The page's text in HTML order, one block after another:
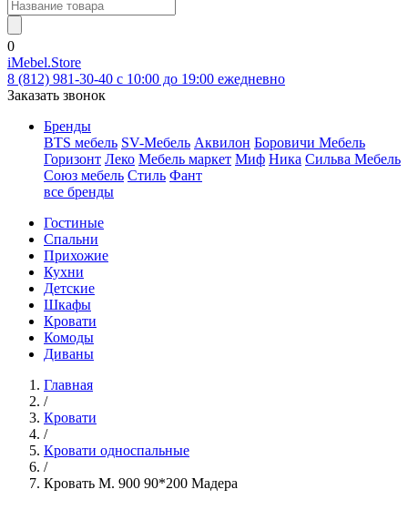
0
iMebel.Store
8 (812) 981-30-40 c 10:00 до 19:00 ежедневно
Заказать звонок
Бренды
BTS мебель SV-Мебель Аквилон Боровичи Мебель
Горизонт Леко Мебель маркет Миф Ника Сильва Мебель
Союз мебель Стиль Фант
все бренды
Гостиные
Спальни
Прихожие
Кухни
Детские
Шкафы
Кровати
Комоды
Диваны
Главная
/
Кровати
/
Кровати односпальные
/
Кровать М. 900 90*200 Мадера